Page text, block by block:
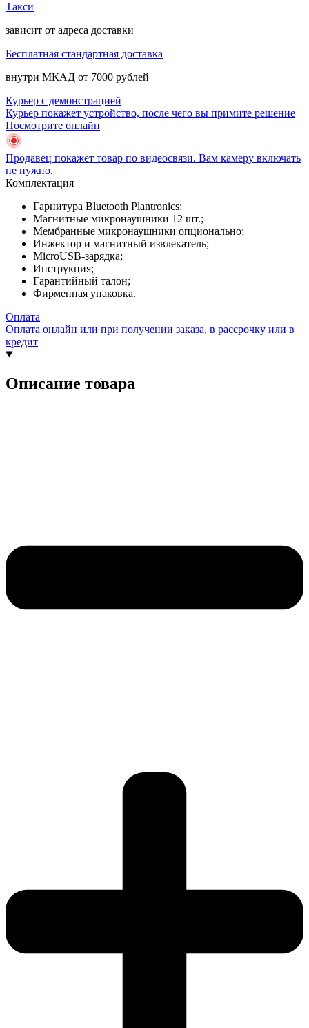
Такси
зависит от адреса доставки
Бесплатная стандартная доставка
внутри МКАД от 7000 рублей
Курьер с демонстрацией
Курьер покажет устройство, после чего вы примите решение
Посмотрите онлайн
Продавец покажет товар по видеосвязи. Вам камеру включать
не нужно.
Комплектация
Гарнитура Bluetooth Plantronics;
Магнитные микронаушники 12 шт.;
Мембранные микронаушники опционально;
Инжектор и магнитный извлекатель;
MicroUSB-зарядка;
Инструкция;
Гарантийный талон;
Фирменная упаковка.
Оплата
Оплата онлайн или при получении заказа, в рассрочку или в
кредит
Описание товара